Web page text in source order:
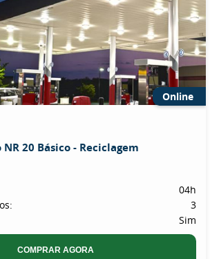
Online
NR 20 Básico - Reciclagem
04h
3
Sim
COMPRAR AGORA